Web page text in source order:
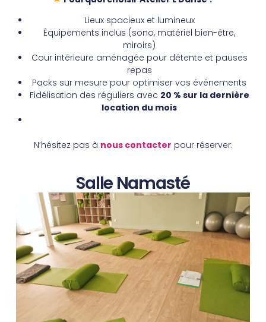
Lieux spacieux et lumineux
Équipements inclus (sono, matériel bien-être,
miroirs)
Cour intérieure aménagée pour détente et pauses
repas
Packs sur mesure pour optimiser vos événements
Fidélisation des réguliers avec 20 % sur la dernière
location du mois
N’hésitez pas à nous contacter pour réserver.
Salle Namasté